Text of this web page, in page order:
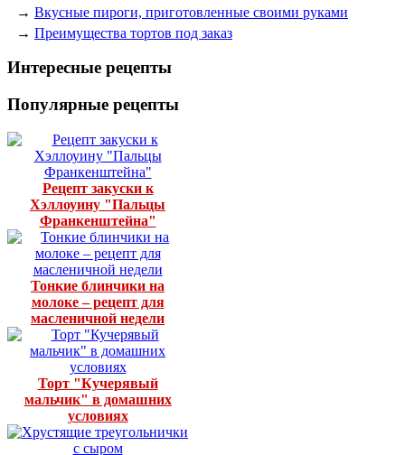
→ Вкусные пироги, приготовленные своими руками
→ Преимущества тортов под заказ
Интересные рецепты
Популярные рецепты
Рецепт закуски к
Хэллоуину "Пальцы
Франкенштейна"
Тонкие блинчики на
молоке – рецепт для
масленичной недели
Торт "Кучерявый
мальчик" в домашних
условиях